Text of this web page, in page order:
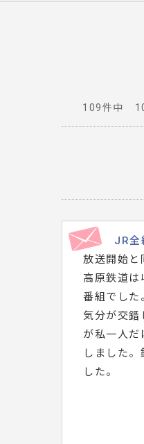
組
れ
た
109件中 10
JR全
放送開始と
高原鉄道は
番組でした
気分が交錯
が私一人
しました
した。